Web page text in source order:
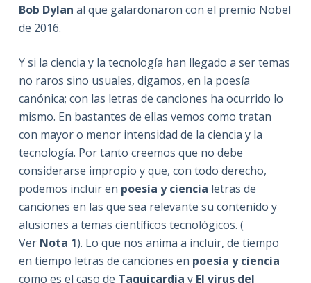
Bob Dylan al que galardonaron con el premio Nobel
de 2016.
Y si la ciencia y la tecnología han llegado a ser temas
no raros sino usuales, digamos, en la poesía
canónica; con las letras de canciones ha ocurrido lo
mismo. En bastantes de ellas vemos como tratan
con mayor o menor intensidad de la ciencia y la
tecnología. Por tanto creemos que no debe
considerarse impropio y que, con todo derecho,
podemos incluir en poesía y ciencia letras de
canciones en las que sea relevante su contenido y
alusiones a temas científicos tecnológicos. (
Ver Nota 1). Lo que nos anima a incluir, de tiempo
en tiempo letras de canciones en poesía y ciencia
como es el caso de Taquicardia y El virus del